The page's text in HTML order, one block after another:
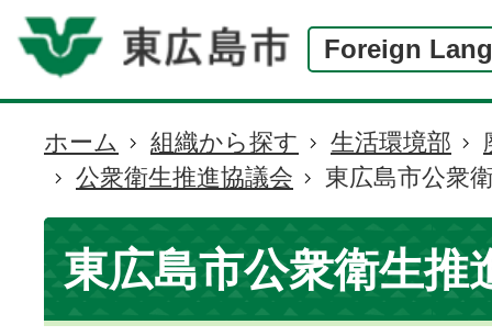
Foreign
現
在
の
位
置
ホーム 組織から探す 生活環境部
公衆衛生推進協議会
東広島市公衆
東広島市公衆衛生推